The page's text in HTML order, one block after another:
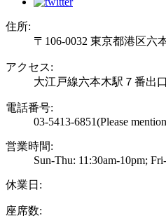
住所:
〒106-0032 東京都港区六
アクセス:
大江戸線六本木駅７番出
電話番号:
03-5413-6851(Please
営業時間:
Sun-Thu: 11:30am-10pm;
休業日:
座席数: